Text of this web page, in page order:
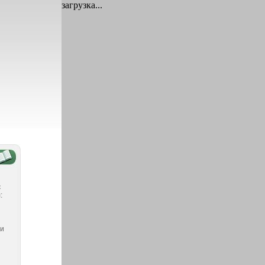
загрузка...